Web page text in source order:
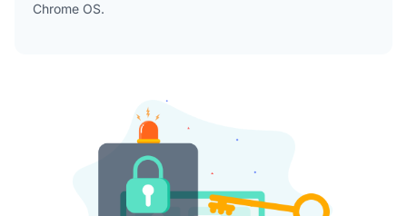
Chrome OS.